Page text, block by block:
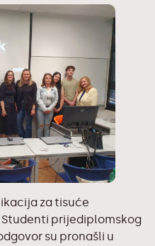
za tisuće
prijediplomskog
su pronašli u